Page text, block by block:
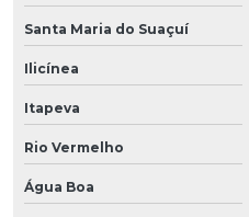
Santa Maria do Suaçuí
Ilicínea
Itapeva
Rio Vermelho
Água Boa